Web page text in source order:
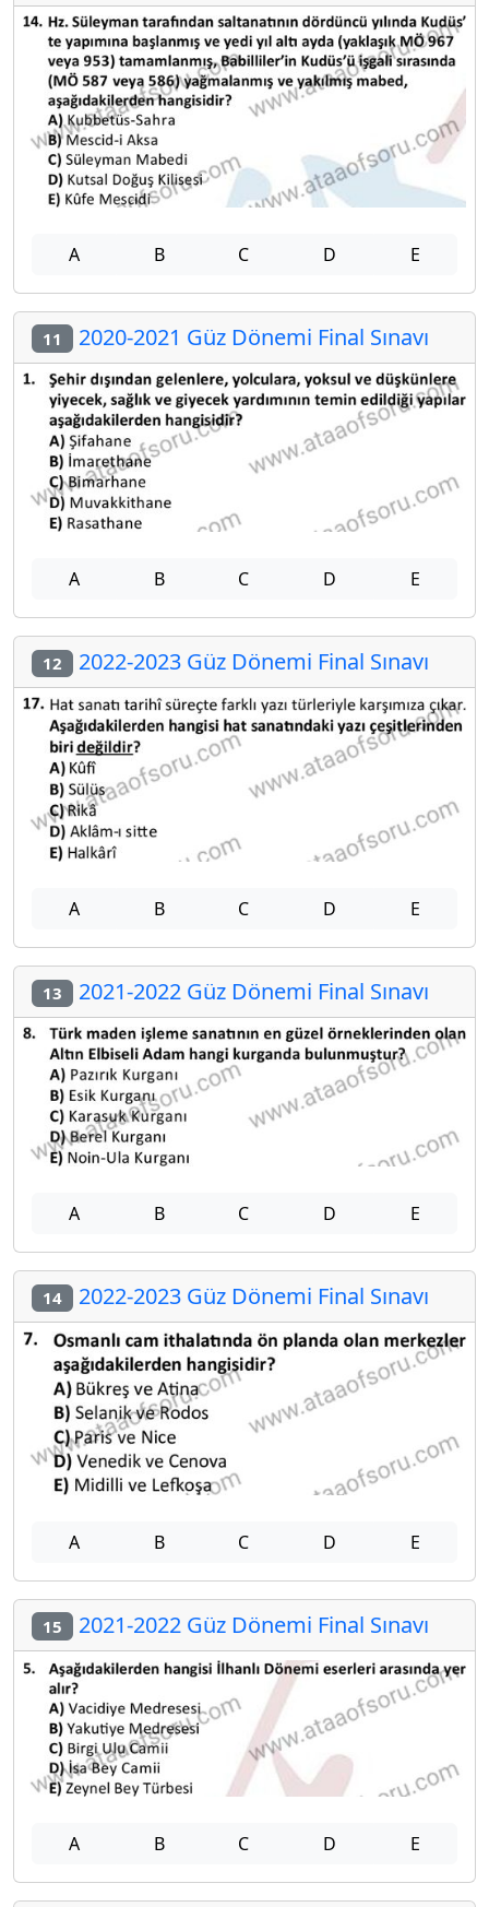
A B C D E
11 2020-2021 Güz Dönemi Final Sınavı
A B C D E
12 2022-2023 Güz Dönemi Final Sınavı
A B C D E
13 2021-2022 Güz Dönemi Final Sınavı
A B C D E
14 2022-2023 Güz Dönemi Final Sınavı
A B C D E
15 2021-2022 Güz Dönemi Final Sınavı
A B C D E